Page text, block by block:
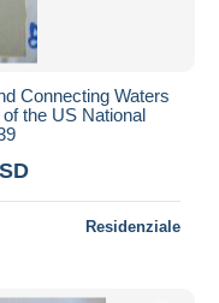
Connecting Waters
the US National
Residenziale